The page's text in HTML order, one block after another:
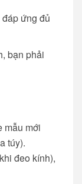
ứng đủ
bạn phải
mẫu mới
túy).
đeo kính),